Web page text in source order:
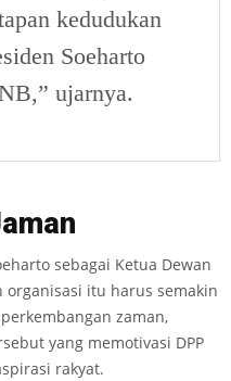
kedudukan
Soeharto
ujarnya.
sebagai Ketua Dewan
organisasi itu harus semakin
zaman,
yang memotivasi DPP
rakyat.